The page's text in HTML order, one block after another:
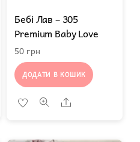
Бебі Лав – 305
Premium Baby Lovе
50 грн
ДОДАТИ В КОШИК
Share